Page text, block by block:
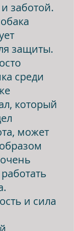
заботой.
защиты.
среди
который
может
и сила